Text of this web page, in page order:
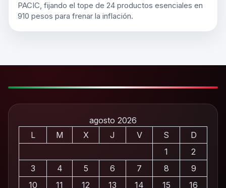
PACIC, fijando el tope de 24 productos esenciales en
910 pesos para frenar la inflación.
agosto 2026
L
M X J V S
D
1
2
3
4 5 6 7 8
9
10
11 12 13 14 15
16